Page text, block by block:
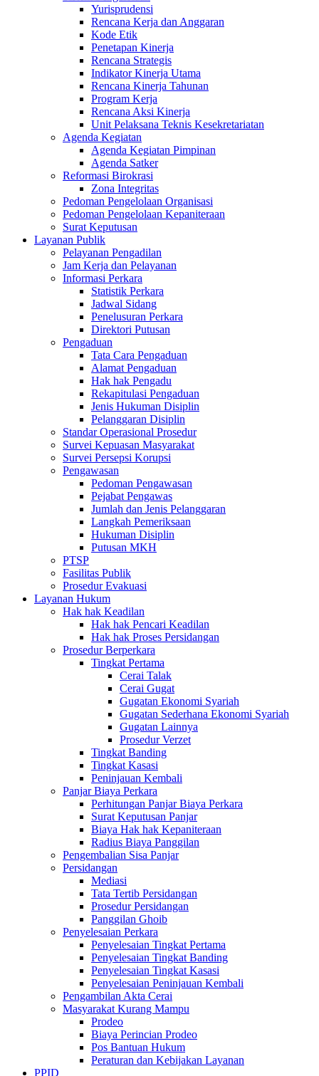
Yurisprudensi
Rencana Kerja dan Anggaran
Kode Etik
Penetapan Kinerja
Rencana Strategis
Indikator Kinerja Utama
Rencana Kinerja Tahunan
Program Kerja
Rencana Aksi Kinerja
Unit Pelaksana Teknis Kesekretariatan
Agenda Kegiatan
Agenda Kegiatan Pimpinan
Agenda Satker
Reformasi Birokrasi
Zona Integritas
Pedoman Pengelolaan Organisasi
Pedoman Pengelolaan Kepaniteraan
Surat Keputusan
Layanan Publik
Pelayanan Pengadilan
Jam Kerja dan Pelayanan
Informasi Perkara
Statistik Perkara
Jadwal Sidang
Penelusuran Perkara
Direktori Putusan
Pengaduan
Tata Cara Pengaduan
Alamat Pengaduan
Hak hak Pengadu
Rekapitulasi Pengaduan
Jenis Hukuman Disiplin
Pelanggaran Disiplin
Standar Operasional Prosedur
Survei Kepuasan Masyarakat
Survei Persepsi Korupsi
Pengawasan
Pedoman Pengawasan
Pejabat Pengawas
Jumlah dan Jenis Pelanggaran
Langkah Pemeriksaan
Hukuman Disiplin
Putusan MKH
PTSP
Fasilitas Publik
Prosedur Evakuasi
Layanan Hukum
Hak hak Keadilan
Hak hak Pencari Keadilan
Hak hak Proses Persidangan
Prosedur Berperkara
Tingkat Pertama
Cerai Talak
Cerai Gugat
Gugatan Ekonomi Syariah
Gugatan Sederhana Ekonomi Syariah
Gugatan Lainnya
Prosedur Verzet
Tingkat Banding
Tingkat Kasasi
Peninjauan Kembali
Panjar Biaya Perkara
Perhitungan Panjar Biaya Perkara
Surat Keputusan Panjar
Biaya Hak hak Kepaniteraan
Radius Biaya Panggilan
Pengembalian Sisa Panjar
Persidangan
Mediasi
Tata Tertib Persidangan
Prosedur Persidangan
Panggilan Ghoib
Penyelesaian Perkara
Penyelesaian Tingkat Pertama
Penyelesaian Tingkat Banding
Penyelesaian Tingkat Kasasi
Penyelesaian Peninjauan Kembali
Pengambilan Akta Cerai
Masyarakat Kurang Mampu
Prodeo
Biaya Perincian Prodeo
Pos Bantuan Hukum
Peraturan dan Kebijakan Layanan
PPID